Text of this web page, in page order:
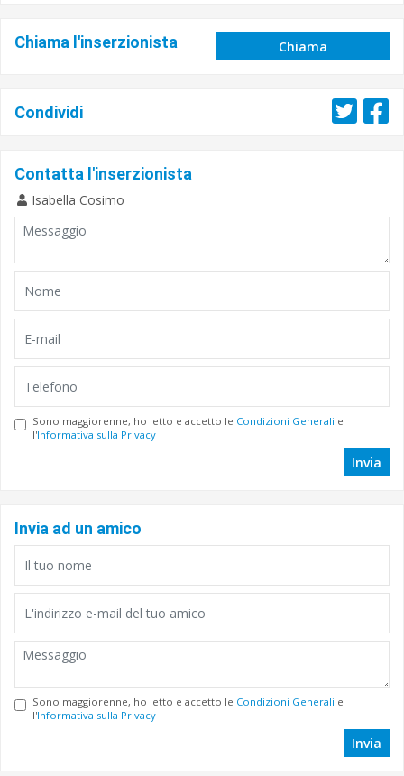
Chiama l'inserzionista Chiama
Condividi
Contatta l'inserzionista
Isabella Cosimo
Sono maggiorenne, ho letto e accetto le Condizioni Generali e
l'Informativa sulla Privacy
Invia
Invia ad un amico
Sono maggiorenne, ho letto e accetto le Condizioni Generali e
l'Informativa sulla Privacy
Invia